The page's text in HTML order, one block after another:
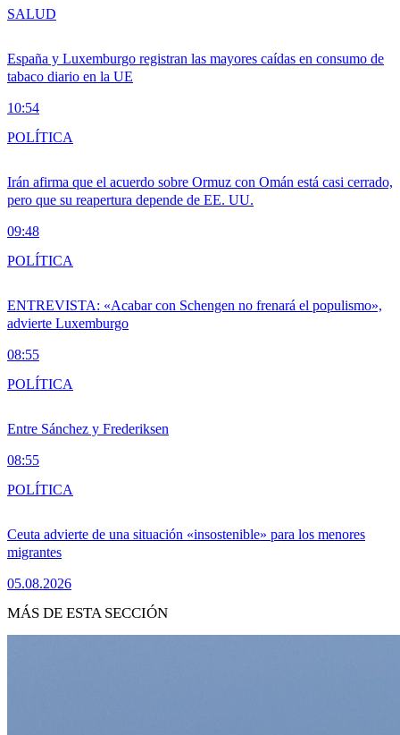
España y Luxemburgo registran las mayores caídas en consumo de
tabaco diario en la UE
10:54
SALUD
Irán afirma que el acuerdo sobre Ormuz con Omán está casi cerrado,
pero que su reapertura depende de EE. UU.
09:48
POLÍTICA
ENTREVISTA: «Acabar con Schengen no frenará el populismo»,
advierte Luxemburgo
08:55
POLÍTICA
Entre Sánchez y Frederiksen
08:55
POLÍTICA
Ceuta advierte de una situación «insostenible» para los menores
migrantes
05.08.2026
POLÍTICA
MÁS DE ESTA SECCIÓN